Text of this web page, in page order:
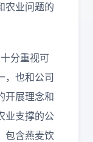
农业问题的
分重视可
，也和公司
开展理念和
业支撑的公
包含燕麦饮